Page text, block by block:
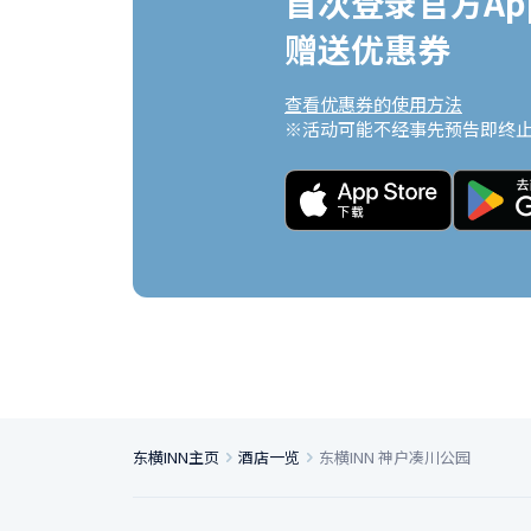
赠送优惠券
查看优惠券的使用方法
※活动可能不经事先预告即终
东横INN主页 酒店一览 东横INN 神户凑川公园